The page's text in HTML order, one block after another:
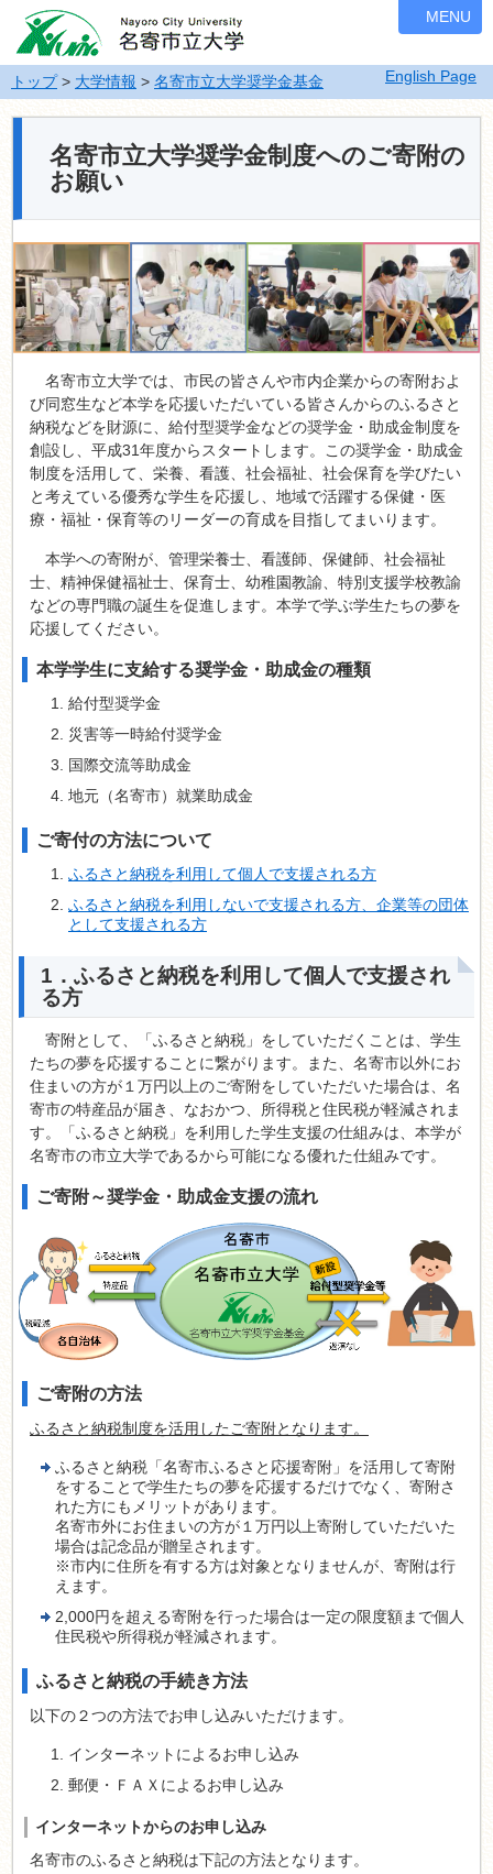
ナ
ビ
ゲ
ー
シ
ば
す
English Page
MENU
トップ> 大学情報 > 名寄市立大学奨学金基金
名寄市立大学奨学金制度へのご寄附の
お願い
名寄市立大学では、市民の皆さんや市内企業からの寄附およ
び同窓生など本学を応援いただいている皆さんからのふるさと
納税などを財源に、給付型奨学金などの奨学金・助成金制度を
創設し、平成31年度からスタートします。この奨学金・助成金
制度を活用して、栄養、看護、社会福祉、社会保育を学びたい
と考えている優秀な学生を応援し、地域で活躍する保健・医
療・福祉・保育等のリーダーの育成を目指してまいります。
本学への寄附が、管理栄養士、看護師、保健師、社会福祉
士、精神保健福祉士、保育士、幼稚園教諭、特別支援学校教諭
などの専門職の誕生を促進します。本学で学ぶ学生たちの夢を
応援してください。
本学学生に支給する奨学金・助成金の種類
給付型奨学金
災害等一時給付奨学金
国際交流等助成金
地元（名寄市）就業助成金
ご寄付の方法について
ふるさと納税を利用して個人で支援される方
ふるさと納税を利用しないで支援される方、企業等の団体
として支援される方
1．ふるさと納税を利用して個人で支援され
る方
寄附として、「ふるさと納税」をしていただくことは、学生
たちの夢を応援することに繋がります。また、名寄市以外にお
住まいの方が１万円以上のご寄附をしていただいた場合は、名
寄市の特産品が届き、なおかつ、所得税と住民税が軽減されま
す。「ふるさと納税」を利用した学生支援の仕組みは、本学が
名寄市の市立大学であるから可能になる優れた仕組みです。
ご寄附～奨学金・助成金支援の流れ
ご寄附の方法
ふるさと納税制度を活用したご寄附となります。
ふるさと納税「名寄市ふるさと応援寄附」を活用して寄附
をすることで学生たちの夢を応援するだけでなく、寄附さ
れた方にもメリットがあります。
名寄市外にお住まいの方が１万円以上寄附していただいた
場合は記念品が贈呈されます。
※市内に住所を有する方は対象となりませんが、寄附は行
えます。
2,000円を超える寄附を行った場合は一定の限度額まで個人
住民税や所得税が軽減されます。
ふるさと納税の手続き方法
以下の２つの方法でお申し込みいただけます。
インターネットによるお申し込み
郵便・ＦＡＸによるお申し込み
インターネットからのお申し込み
名寄市のふるさと納税は下記の方法となります。